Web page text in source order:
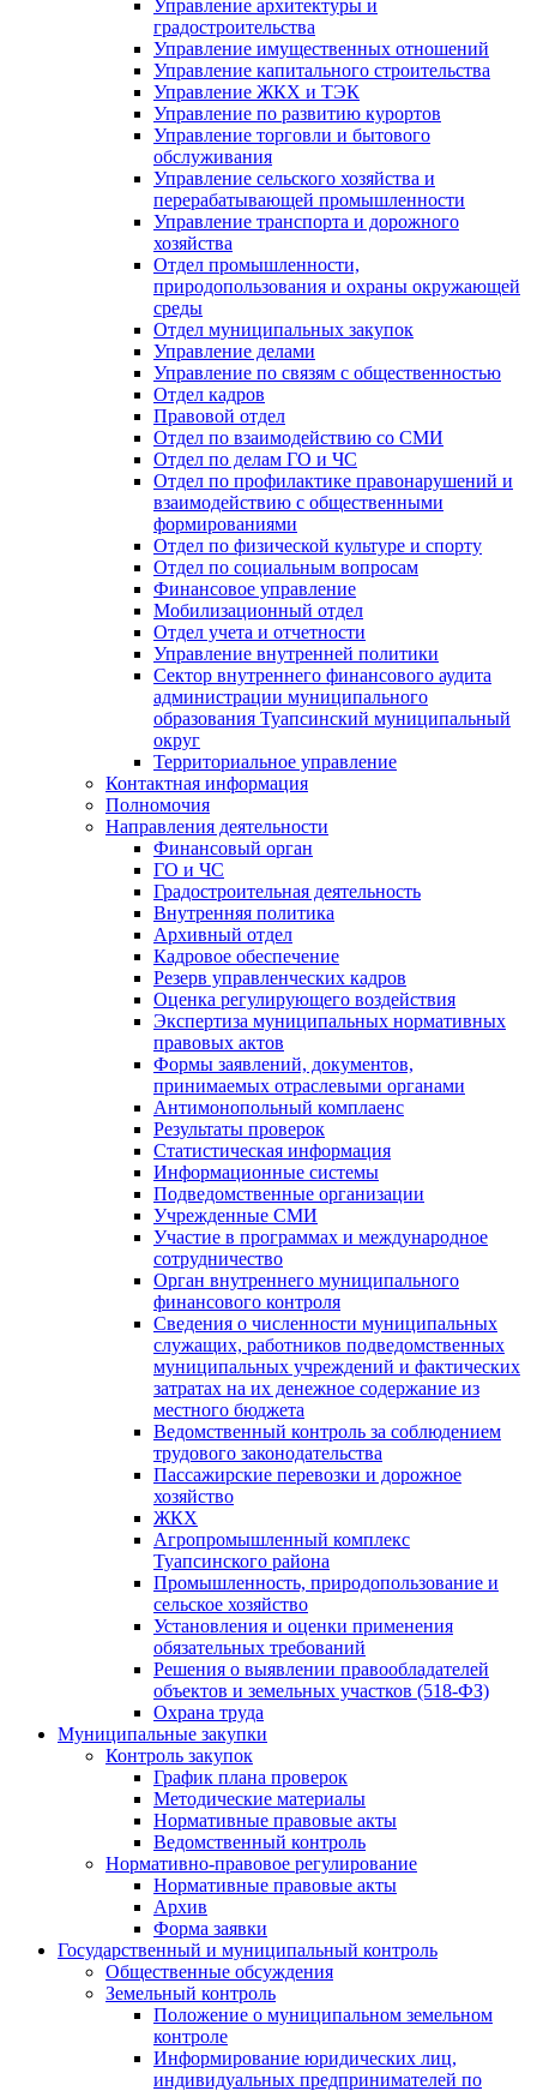
Управление архитектуры и
градостроительства
Управление имущественных отношений
Управление капитального строительства
Управление ЖКХ и ТЭК
Управление по развитию курортов
Управление торговли и бытового
обслуживания
Управление сельского хозяйства и
перерабатывающей промышленности
Управление транспорта и дорожного
хозяйства
Отдел промышленности,
природопользования и охраны окружающей
среды
Отдел муниципальных закупок
Управление делами
Управление по связям с общественностью
Отдел кадров
Правовой отдел
Отдел по взаимодействию со СМИ
Отдел по делам ГО и ЧС
Отдел по профилактике правонарушений и
взаимодействию с общественными
формированиями
Отдел по физической культуре и спорту
Отдел по социальным вопросам
Финансовое управление
Мобилизационный отдел
Отдел учета и отчетности
Управление внутренней политики
Сектор внутреннего финансового аудита
администрации муниципального
образования Туапсинский муниципальный
округ
Территориальное управление
Контактная информация
Полномочия
Направления деятельности
Финансовый орган
ГО и ЧС
Градостроительная деятельность
Внутренняя политика
Архивный отдел
Кадровое обеспечение
Резерв управленческих кадров
Оценка регулирующего воздействия
Экспертиза муниципальных нормативных
правовых актов
Формы заявлений, документов,
принимаемых отраслевыми органами
Антимонопольный комплаенс
Результаты проверок
Статистическая информация
Информационные системы
Подведомственные организации
Учрежденные СМИ
Участие в программах и международное
сотрудничество
Орган внутреннего муниципального
финансового контроля
Сведения о численности муниципальных
служащих, работников подведомственных
муниципальных учреждений и фактических
затратах на их денежное содержание из
местного бюджета
Ведомственный контроль за соблюдением
трудового законодательства
Пассажирские перевозки и дорожное
хозяйство
ЖКХ
Агропромышленный комплекс
Туапсинского района
Промышленность, природопользование и
сельское хозяйство
Установления и оценки применения
обязательных требований
Решения о выявлении правообладателей
объектов и земельных участков (518-ФЗ)
Охрана труда
Муниципальные закупки
Контроль закупок
График плана проверок
Методические материалы
Нормативные правовые акты
Ведомственный контроль
Нормативно-правовое регулирование
Нормативные правовые акты
Архив
Форма заявки
Государственный и муниципальный контроль
Общественные обсуждения
Земельный контроль
Положение о муниципальном земельном
контроле
Информирование юридических лиц,
индивидуальных предпринимателей по